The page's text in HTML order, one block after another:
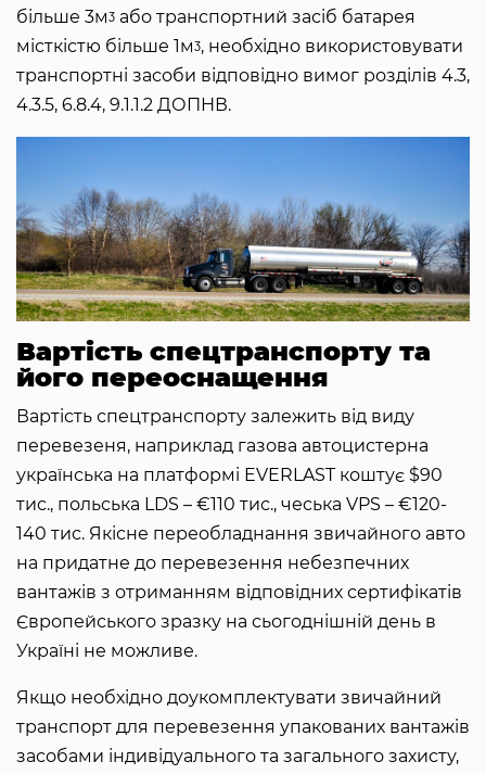
більше 3мᶾ або транспортний засіб батарея
місткістю більше 1мᶾ, необхідно використовувати
транспортні засоби відповідно вимог розділів 4.3,
4.3.5, 6.8.4, 9.1.1.2 ДОПНВ.
Вартість спецтранспорту та
його переоснащення
Вартість спецтранспорту залежить від виду
перевезеня, наприклад газова автоцистерна
українська на платформі EVERLAST коштує $90
тис., польська LDS – €110 тис., чеська VPS – €120-
140 тис. Якісне переобладнання звичайного авто
на придатне до перевезення небезпечних
вантажів з отриманням відповідних сертифікатів
Європейського зразку на сьогоднішній день в
Україні не можливе.
Якщо необхідно доукомплектувати звичайний
транспорт для перевезення упакованих вантажів
засобами індивідуального та загального захисту,